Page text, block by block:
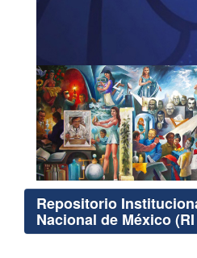
Repositorio
Nacional de México (RI